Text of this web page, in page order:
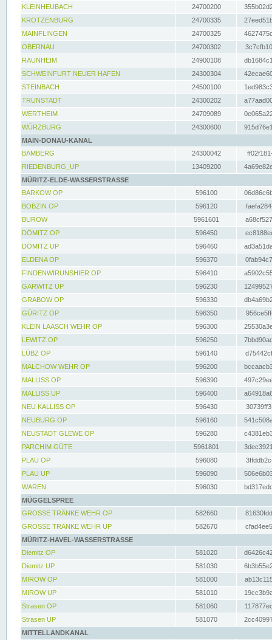
KLEINHEUBACH 24700200
KROTZENBURG
24700335
MAINFLINGEN
24700325
OBERNAU
24700302
RAUNHEIM
24900108
SCHWEINFURT NEUER HAFEN
24300304
STEINBACH
24500100
TRUNSTADT
24300202
WERTHEIM
24709089
WÜRZBURG
24300600
MAIN-DONAU-KANAL
BAMBERG
24300042
RIEDENBURG_UP
13409200
MÜRITZ-ELDE-WASSERSTRASSE
BARKOW OP
596100
BOBZIN OP
596120
BUROW
5961601
DÖMITZ OP
596450
DÖMITZ UP
596460
ELDENA OP
596370
FINDENWIRUNSHIER OP
596410
GARWITZ UP
596230
GRABOW OP
596330
GÜRITZ OP
596350
KLEIN LAASCH WEHR OP
596300
LEWITZ OP
596250
LÜBZ OP
596140
MALCHOW WEHR OP
596200
MALLISS OP
596390
MALLISS UP
596400
NEU KALLISS OP
596430
NEUBURG OP
596160
NEUSTADT GLEWE OP
596280
PARCHIM GÜTE
5961801
PLAU OP
596080
PLAU UP
596090
WAREN
596030
MÜGGELSPREE
GROSSE TRÄNKE WEHR OP
582660
GROSSE TRÄNKE WEHR UP
582670
MÜRITZ-HAVEL-WASSERSTRASSE
Diemitz OP
581020
Diemitz UP
581030
MIROW OP
581000
MIROW UP
581010
Strasen OP
581060
Strasen UP
581070
MITTELLANDKANAL